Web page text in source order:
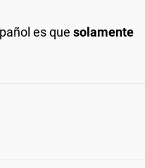
es que solamente